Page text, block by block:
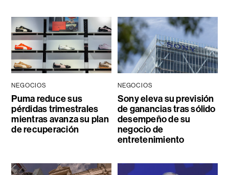
NEGOCIOS
Puma reduce sus
pérdidas trimestrales
mientras avanza su plan
de recuperación
NEGOCIOS
Sony eleva su previsión
de ganancias tras sólido
desempeño de su
negocio de
entretenimiento